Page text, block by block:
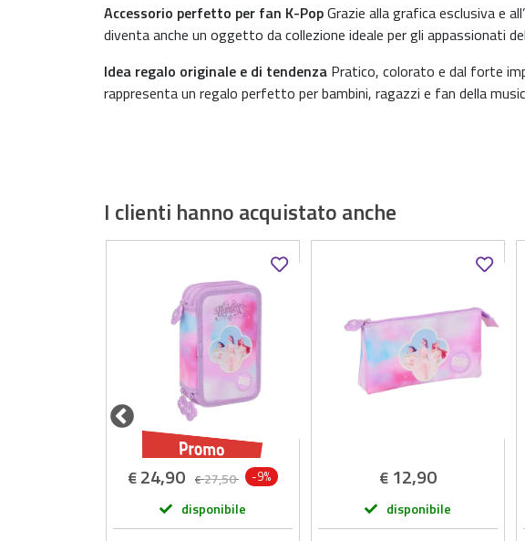
Accessorio perfetto per fan K-PopGrazie alla grafica esclusiva e
diventa anche un oggetto da collezione ideale per gli appassionati
Idea regalo originale e di tendenza Pratico, colorato e dal forte
rappresenta un regalo perfetto per bambini, ragazzi e fan della
I clienti hanno acquistato anche
€24,90 €27,50 -9%
disponibile
€ 12,90
disponibile